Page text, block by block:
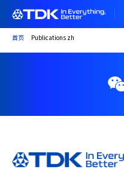
首页 Publications zh